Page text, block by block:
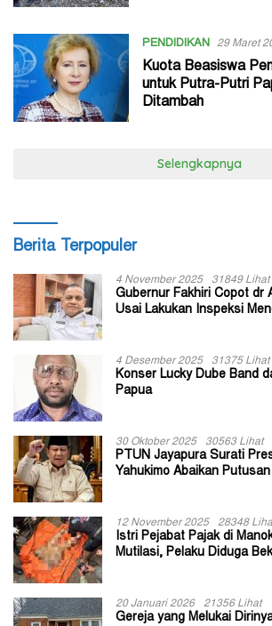
PENDIDIKAN 29 Maret
Kuota Beasiswa
untuk Putra-Putri
Ditambah
Selengkapnya
Berita Terpopuler
4 November 2025 31849 Lihat
Gubernur Fakhiri Copot dr
Usai Lakukan Inspeksi
4 Desember 2025 31375 Lihat
Konser Lucky Dube Band
Papua
30 Oktober 2025 30563 Lihat
PTUN Jayapura Surati
Yahukimo Abaikan
12 November 2025 28348
Istri Pejabat Pajak di
Mutilasi, Pelaku Diduga
20 Januari 2026 21356 Lihat
Gereja yang Melukai